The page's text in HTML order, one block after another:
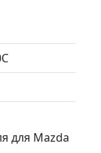
для Mazda